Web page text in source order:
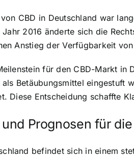
CBD in Deutschland war
2016 änderte sich die
Anstieg der Verfügbarkeit
für den CBD-Markt in
Betäubungsmittel eingestuft
Diese Entscheidung schaffte
Prognosen für
befindet sich in einem